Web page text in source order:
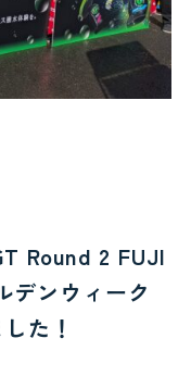
Round 2 FUJI
デンウィーク
た！